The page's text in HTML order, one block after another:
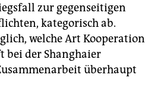
zur gegenseitigen
kategorisch ab.
welche Art Kooperation
bei der Shanghaier
überhaupt